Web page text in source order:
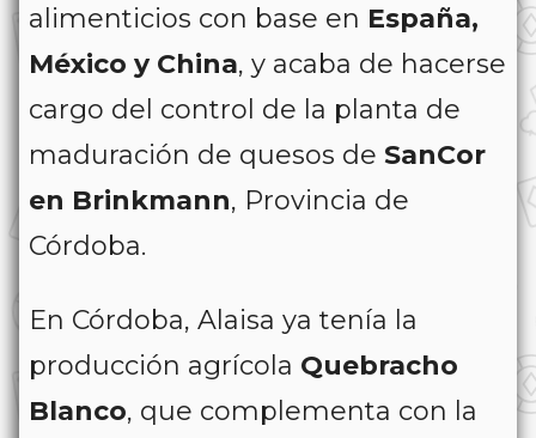
alimenticios con base en España,
México y China, y acaba de hacerse
cargo del control de la planta de
maduración de quesos de SanCor
en Brinkmann, Provincia de
Córdoba.
En Córdoba, Alaisa ya tenía la
producción agrícola Quebracho
Blanco, que complementa con la